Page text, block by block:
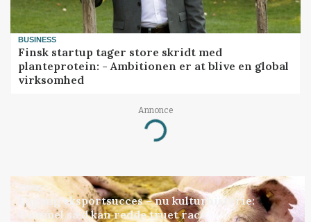
BUSINESS
Finsk startup tager store skridt med
planteprotein: - Ambitionen er at blive en global
virksomhed
Annonce
Loading...
GRISE
Engang eksportsucces – nu kulturhistorie:
Gammel sæd kan redde truet race